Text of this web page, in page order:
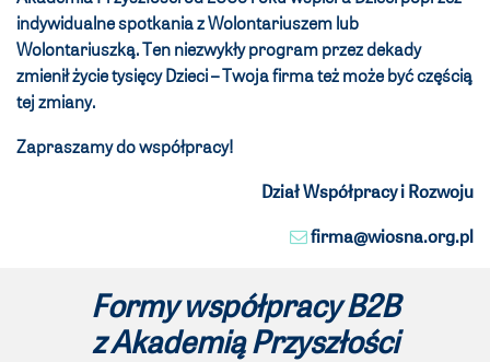
indywidualne spotkania z Wolontariuszem lub
Wolontariuszką.Ten niezwykły program przez dekady
zmienił życie tysięcy Dzieci – Twoja firma też może być częścią
tej zmiany.
Zapraszamy do współpracy!
Dział Współpracy i Rozwoju
firma@wiosna.org.pl
Formy współpracy B2B
z Akademią Przyszłości